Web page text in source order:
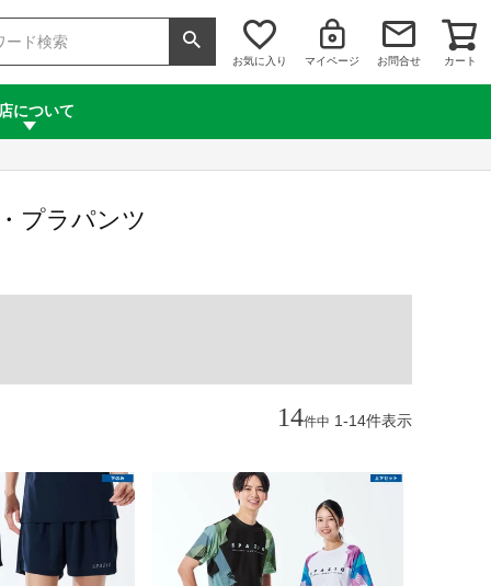
お気に入り マイページ お問合せ カート
について
プラパンツ
14件中 1-14件表示